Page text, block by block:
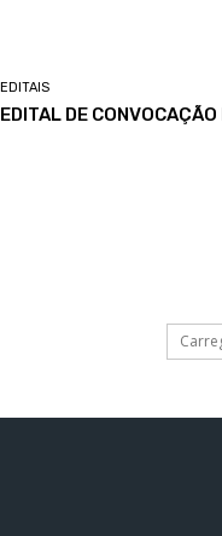
EDITAIS
EDITAL DE